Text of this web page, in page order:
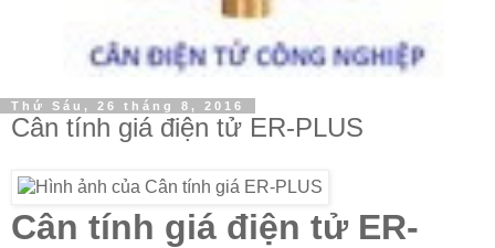
Thứ Sáu, 26 tháng 8, 2016
Cân tính giá điện tử ER-PLUS
Cân tính giá điện tử ER-